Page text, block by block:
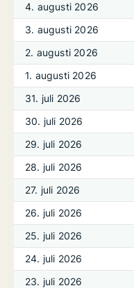
4. augusti 2026
3. augusti 2026
2. augusti 2026
1. augusti 2026
31. juli 2026
30. juli 2026
29. juli 2026
28. juli 2026
27. juli 2026
26. juli 2026
25. juli 2026
24. juli 2026
23. juli 2026